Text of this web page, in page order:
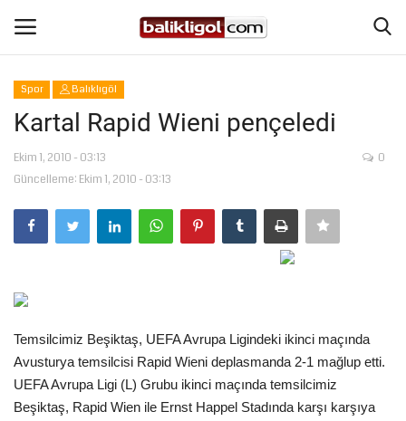
Giriş Yap
Anasayfa
Köşe Yazıları
Şanlıurfa
Eğitim
Spor
Spor Balıklıgöl
Kartal Rapid Wieni pençeledi
Ekim 1, 2010 - 03:13
Güncelleme: Ekim 1, 2010 - 03:13
0
Temsilcimiz Beşiktaş, UEFA Avrupa Ligindeki ikinci maçında
Avusturya temsilcisi Rapid Wieni deplasmanda 2-1 mağlup etti.
UEFA Avrupa Ligi (L) Grubu ikinci maçında temsilcimiz
Beşiktaş, Rapid Wien ile Ernst Happel Stadında karşı karşıya